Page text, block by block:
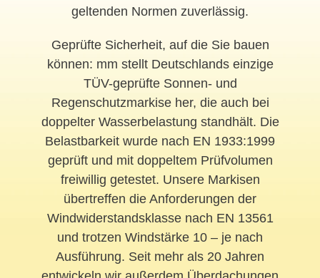
geltenden Normen zuverlässig.
Geprüfte Sicherheit, auf die Sie bauen
können: mm stellt Deutschlands einzige
TÜV-geprüfte Sonnen- und
Regenschutzmarkise her, die auch bei
doppelter Wasserbelastung standhält. Die
Belastbarkeit wurde nach EN 1933:1999
geprüft und mit doppeltem Prüfvolumen
freiwillig getestet. Unsere Markisen
übertreffen die Anforderungen der
Windwiderstandsklasse nach EN 13561
und trotzen Windstärke 10 – je nach
Ausführung. Seit mehr als 20 Jahren